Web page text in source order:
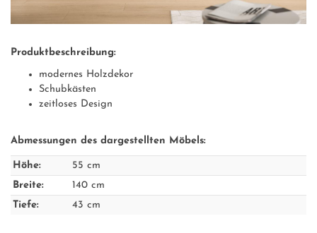
Produktbeschreibung:
modernes Holzdekor
Schubkästen
zeitloses Design
Abmessungen des dargestellten Möbels:
Höhe:
55 cm
Breite:
140 cm
Tiefe:
43 cm